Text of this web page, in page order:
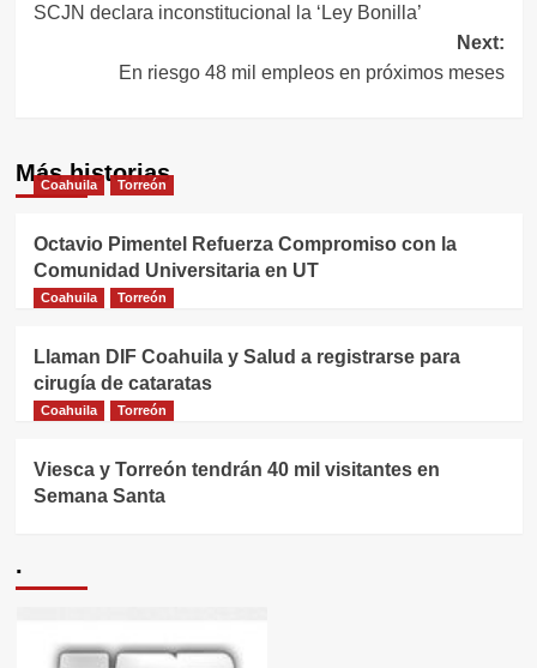
de
entradas
SCJN declara inconstitucional la ‘Ley Bonilla’
Next:
En riesgo 48 mil empleos en próximos meses
Más historias
Coahuila Torreón
Octavio Pimentel Refuerza Compromiso con la
Comunidad Universitaria en UT
Coahuila Torreón
Llaman DIF Coahuila y Salud a registrarse para
cirugía de cataratas
Coahuila Torreón
Viesca y Torreón tendrán 40 mil visitantes en
Semana Santa
.